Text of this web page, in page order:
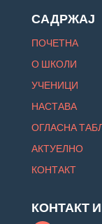
САДРЖАЈ
ПОЧЕТНА
О ШКОЛИ
УЧЕНИЦИ
НАСТАВА
ОГЛАСНА
АКТУЕЛНО
КОНТАКТ
КОНТАКТ